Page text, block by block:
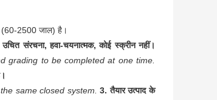
(60-2500 जाल) है।
संरचना, हवा-चयनात्मक, कोई स्क्रीन नहीं।
grading to be completed at one time.
same closed system. 3. तैयार उत्पाद के